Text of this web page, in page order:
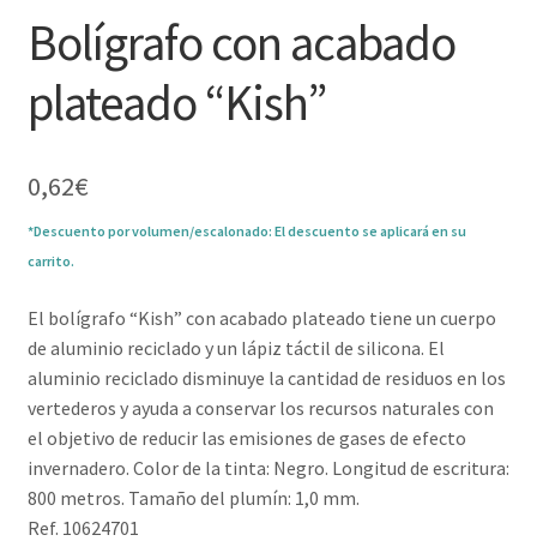
Bolígrafo con acabado
plateado “Kish”
0,62€
*Descuento por volumen/escalonado: El descuento se aplicará en su
carrito.
El bolígrafo “Kish” con acabado plateado tiene un cuerpo
de aluminio reciclado y un lápiz táctil de silicona. El
aluminio reciclado disminuye la cantidad de residuos en los
vertederos y ayuda a conservar los recursos naturales con
el objetivo de reducir las emisiones de gases de efecto
invernadero. Color de la tinta: Negro. Longitud de escritura:
800 metros. Tamaño del plumín: 1,0 mm.
Ref. 10624701